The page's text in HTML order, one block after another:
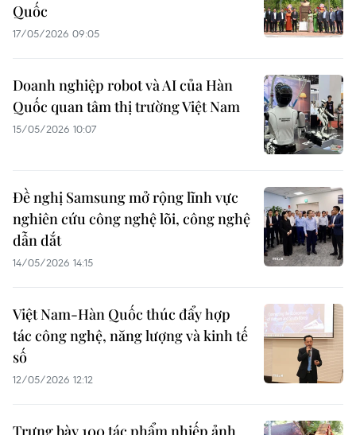
Quốc
17/05/2026 09:05
Doanh nghiệp robot và AI của Hàn
Quốc quan tâm thị trường Việt Nam
15/05/2026 10:07
Đề nghị Samsung mở rộng lĩnh vực
nghiên cứu công nghệ lõi, công nghệ
dẫn dắt
14/05/2026 14:15
Việt Nam-Hàn Quốc thúc đẩy hợp
tác công nghệ, năng lượng và kinh tế
số
12/05/2026 12:12
Trưng bày 100 tác phẩm nhiếp ảnh